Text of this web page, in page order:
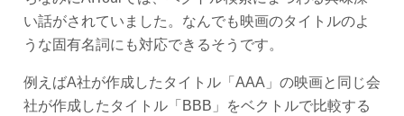
い話がされていました。なんでも映画のタイトルのよ
うな固有名詞にも対応できるそうです。
例えばA社が作成したタイトル「AAA」の映画と同じ会
社が作成したタイトル「BBB」をベクトルで比較する